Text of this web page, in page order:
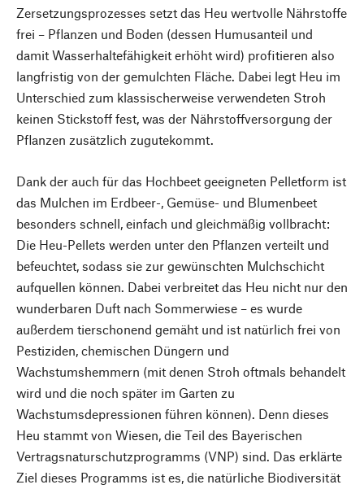
Zersetzungsprozesses setzt das Heu wertvolle Nährstoffe
frei – Pflanzen und Boden (dessen Humusanteil und
damit Wasserhaltefähigkeit erhöht wird) profitieren also
langfristig von der gemulchten Fläche. Dabei legt Heu im
Unterschied zum klassischerweise verwendeten Stroh
keinen Stickstoff fest, was der Nährstoffversorgung der
Pflanzen zusätzlich zugutekommt.
Dank der auch für das Hochbeet geeigneten Pelletform ist
das Mulchen im Erdbeer-, Gemüse- und Blumenbeet
besonders schnell, einfach und gleichmäßig vollbracht:
Die Heu-Pellets werden unter den Pflanzen verteilt und
befeuchtet, sodass sie zur gewünschten Mulchschicht
aufquellen können. Dabei verbreitet das Heu nicht nur den
wunderbaren Duft nach Sommerwiese – es wurde
außerdem tierschonend gemäht und ist natürlich frei von
Pestiziden, chemischen Düngern und
Wachstumshemmern (mit denen Stroh oftmals behandelt
wird und die noch später im Garten zu
Wachstumsdepressionen führen können). Denn dieses
Heu stammt von Wiesen, die Teil des Bayerischen
Vertragsnaturschutzprogramms (VNP) sind. Das erklärte
Ziel dieses Programms ist es, die natürliche Biodiversität